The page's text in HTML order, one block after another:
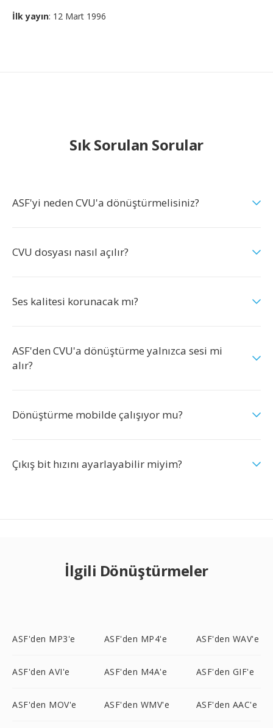
İlk yayın: 12 Mart 1996
Sık Sorulan Sorular
ASF'yi neden CVU'a dönüştürmelisiniz?
CVU dosyası nasıl açılır?
Ses kalitesi korunacak mı?
ASF'den CVU'a dönüştürme yalnızca sesi mi
alır?
Dönüştürme mobilde çalışıyor mu?
Çıkış bit hızını ayarlayabilir miyim?
İlgili Dönüştürmeler
ASF'den MP3'e ASF'den MP4'e ASF'den WAV'e
ASF'den AVI'e ASF'den M4A'e ASF'den GIF'e
ASF'den MOV'e ASF'den WMV'e ASF'den AAC'e